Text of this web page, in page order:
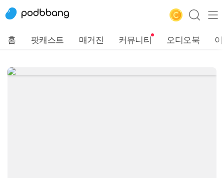
홈 팟캐스트 매거진 커뮤니티 오디오북